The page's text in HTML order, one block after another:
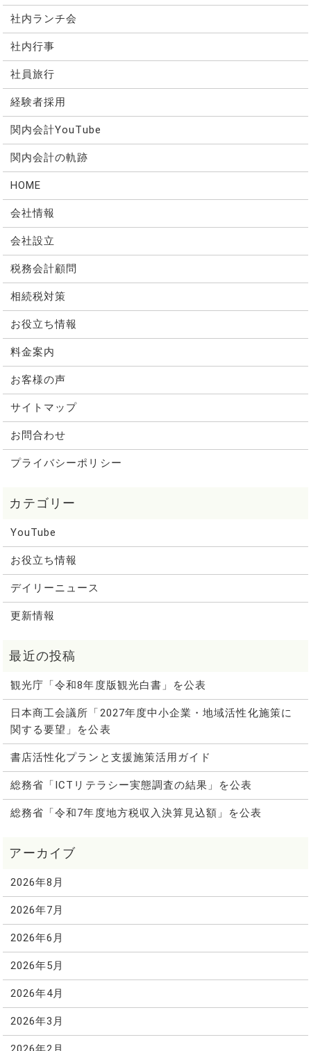
社内ランチ会
社内行事
社員旅行
経験者採用
関内会計YouTube
関内会計の軌跡
HOME
会社情報
会社設立
税務会計顧問
相続税対策
お役立ち情報
料金案内
お客様の声
サイトマップ
お問合わせ
プライバシーポリシー
YouTube
お役立ち情報
デイリーニュース
更新情報
観光庁「令和8年度版観光白書」を公表
日本商工会議所「2027年度中小企業・地域活性化施策に
関する要望」を公表
書店活性化プランと支援施策活用ガイド
総務省「ICTリテラシー実態調査の結果」を公表
総務省「令和7年度地方税収入決算見込額」を公表
2026年8月
2026年7月
2026年6月
2026年5月
2026年4月
2026年3月